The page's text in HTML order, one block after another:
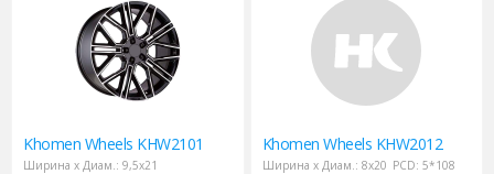
Khomen Wheels KHW2101
Ширина х Диам.: 9,5x21
Khomen Wheels KHW2012
Ширина х Диам.: 8x20 PCD: 5*108